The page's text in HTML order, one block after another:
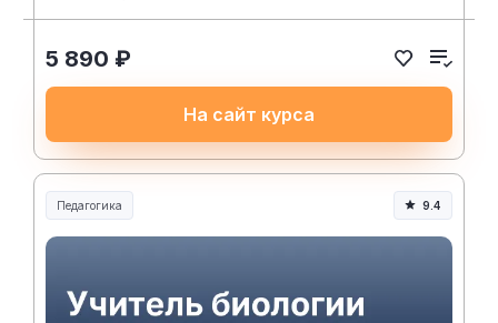
5 890 ₽
На сайт курса
Педагогика
Образование и педагогика
9.4